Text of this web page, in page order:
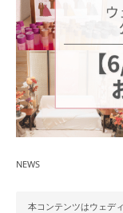
NEWS
本コンテンツはウェデ